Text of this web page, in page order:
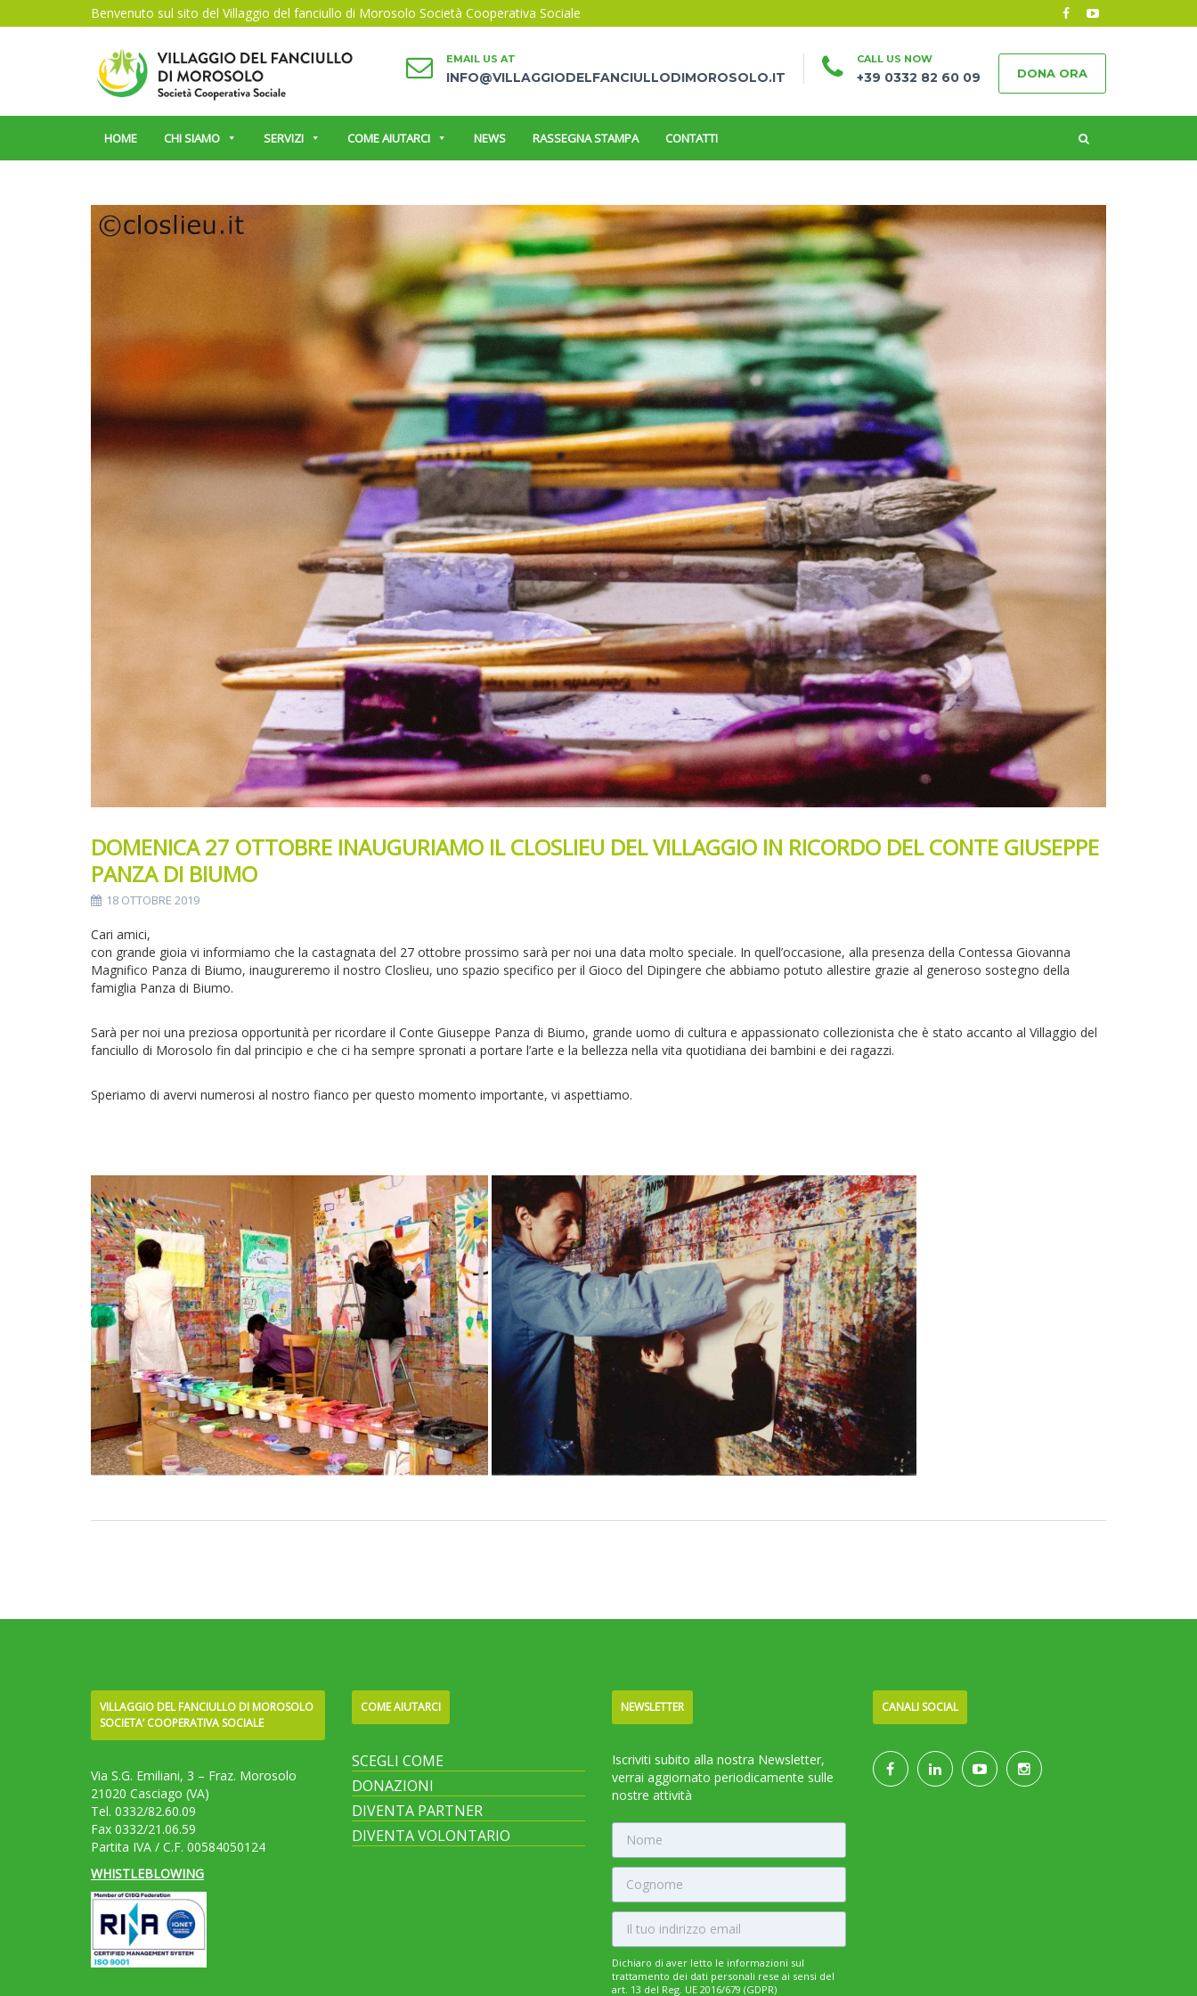
Benvenuto sul sito del Villaggio del fanciullo di Morosolo Società Cooperativa Sociale
EMAIL US AT
INFO@VILLAGGIODELFANCIULLODIMOROSOLO.IT
CALL US NOW
+39 0332 82 60 09 DONA ORA
HOME CHI SIAMO SERVIZI COME AIUTARCI NEWS RASSEGNA STAMPA CONTATTI
DOMENICA 27 OTTOBRE INAUGURIAMO IL CLOSLIEU DEL VILLAGGIO IN RICORDO DEL CONTE GIUSEPPE
PANZA DI BIUMO
18 OTTOBRE 2019
Cari amici,
con grande gioia vi informiamo che la castagnata del 27 ottobre prossimo sarà per noi una data molto speciale. In quell’occasione, alla presenza della Contessa Giovanna
Magnifico Panza di Biumo, inaugureremo il nostro Closlieu, uno spazio specifico per il Gioco del Dipingere che abbiamo potuto allestire grazie al generoso sostegno della
famiglia Panza di Biumo.
Sarà per noi una preziosa opportunità per ricordare il Conte Giuseppe Panza di Biumo, grande uomo di cultura e appassionato collezionista che è stato accanto al Villaggio del
fanciullo di Morosolo fin dal principio e che ci ha sempre spronati a portare l’arte e la bellezza nella vita quotidiana dei bambini e dei ragazzi.
Speriamo di avervi numerosi al nostro fianco per questo momento importante, vi aspettiamo.
VILLAGGIO DEL FANCIULLO DI MOROSOLO
SOCIETA’ COOPERATIVA SOCIALE
Via S.G. Emiliani, 3 – Fraz. Morosolo
21020 Casciago (VA)
Tel. 0332/82.60.09
Fax 0332/21.06.59
Partita IVA / C.F. 00584050124
WHISTLEBLOWING
COME AIUTARCI
SCEGLI COME
DONAZIONI
DIVENTA PARTNER
DIVENTA VOLONTARIO
NEWSLETTER
Iscriviti subito alla nostra Newsletter,
verrai aggiornato periodicamente sulle
nostre attività
Dichiaro di aver letto le informazioni sul
trattamento dei dati personali rese ai sensi del
art. 13 del Reg. UE 2016/679 (GDPR)
CANALI SOCIAL